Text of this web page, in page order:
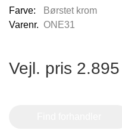
Farve:
Børstet krom
Varenr. ONE31
Vejl. pris 2.895
Øster Vedsted Vej